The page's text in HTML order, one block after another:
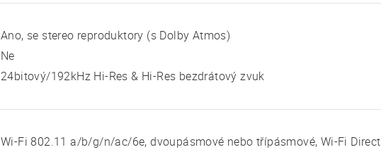
Ano, se stereo reproduktory (s Dolby Atmos)
Ne
24bitový/192kHz Hi-Res & Hi-Res bezdrátový zvuk
Wi-Fi 802.11 a/b/g/n/ac/6e, dvoupásmové nebo třípásmové, Wi-Fi Direct